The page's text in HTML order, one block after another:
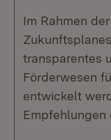
Im Rahmen
transparentes
Förderwesen
entwickelt
Empfehlungen